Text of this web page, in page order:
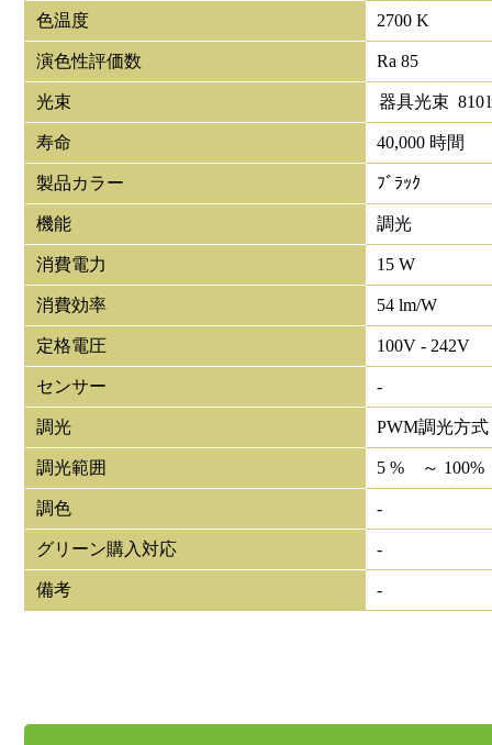
色温度 2700 K
演色性評価数 Ra 85
光束 器具光束 810
寿命 40,000 時間
製品カラー ﾌﾞﾗｯｸ
機能 調光
消費電力 15 W
消費効率 54 lm/W
定格電圧 100V - 242V
センサー -
調光 PWM調光方式
調光範囲 5 % ～ 100%
調色 -
グリーン購入対応 -
備考 -